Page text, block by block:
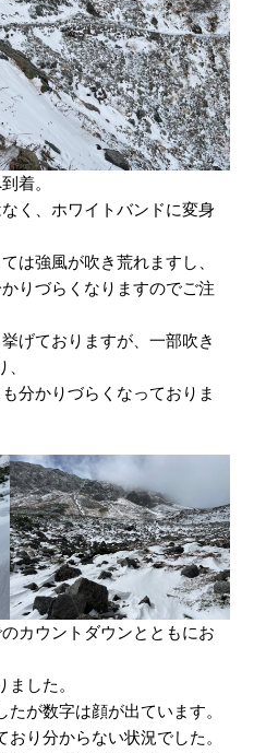
着。
く、ホワイトバンドに変身
は強風が吹き荒れますし、
りづらくなりますのでご注
げておりますが、一部吹き
分かりづらくなっておりま
カウントダウンとともにお
した。
が数字は顔が出ています。
り分からない状況でした。